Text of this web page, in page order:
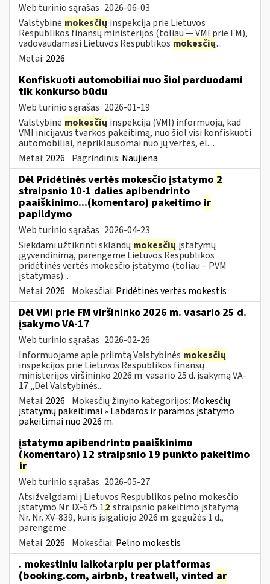
Web turinio sąrašas 2026-06-03
Valstybinė mokesčių inspekcija prie Lietuvos
Respublikos finansų ministerijos (toliau — VMI prie FM),
vadovaudamasi Lietuvos Respublikos mokesčių...
Metai: 2026
Konfiskuoti automobiliai nuo šiol parduodami
tik konkurso būdu
Web turinio sąrašas 2026-01-19
Valstybinė mokesčių inspekcija (VMI) informuoja, kad
VMI inicijavus tvarkos pakeitimą, nuo šiol visi konfiskuoti
automobiliai, nepriklausomai nuo jų vertės, el....
Metai: 2026 Pagrindinis: Naujiena
Dėl Pridėtinės vertės mokesčio įstatymo 2
straipsnio 10-1 dalies apibendrinto
paaiškinimo...(komentaro) pakeitimo ir
papildymo
Web turinio sąrašas 2026-04-23
Siekdami užtikrinti sklandų mokesčių įstatymų
įgyvendinimą, parengėme Lietuvos Respublikos
pridėtinės vertės mokesčio įstatymo (toliau – PVM
įstatymas)...
Metai: 2026 Mokesčiai: Pridėtinės vertės mokestis
Dėl VMI prie FM viršininko 2026 m. vasario 25 d.
įsakymo VA-17
Web turinio sąrašas 2026-02-26
Informuojame apie priimtą Valstybinės mokesčių
inspekcijos prie Lietuvos Respublikos finansų
ministerijos viršininko 2026 m. vasario 25 d. įsakymą VA-
17 „Dėl Valstybinės...
Metai: 2026 Mokesčių žinyno kategorijos: Mokesčių
įstatymų pakeitimai » Labdaros ir paramos įstatymo
pakeitimai nuo 2026 m.
įstatymo apibendrinto paaiškinimo
(komentaro) 12 straipsnio 19 punkto pakeitimo
ir
Web turinio sąrašas 2026-05-27
Atsižvelgdami į Lietuvos Respublikos pelno mokesčio
įstatymo Nr. IX-675 12 straipsnio pakeitimo įstatymą
Nr. Nr. XV-839, kuris įsigaliojo 2026 m. gegužės 1 d.,
parengėme...
Metai: 2026 Mokesčiai: Pelno mokestis
. mokestiniu laikotarpiu per platformas
(booking.com, airbnb, treatwell, vinted ar